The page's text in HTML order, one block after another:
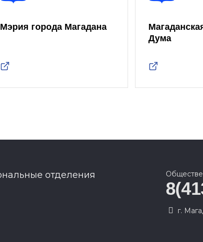
Мэрия города Магадана
Дума
отделения
г.